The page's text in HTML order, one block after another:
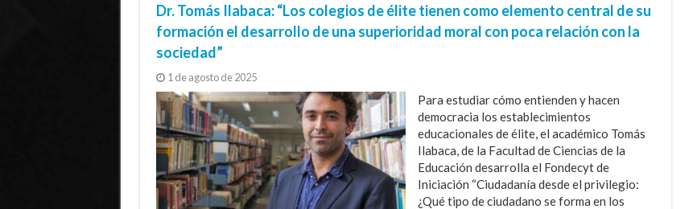
Dr. Tomás Ilabaca: “Los colegios de élite tienen como elemento central de su
formación el desarrollo de una superioridad moral con poca relación con la
sociedad”
1 de agosto de 2025
Para estudiar cómo entienden y hacen
democracia los establecimientos
educacionales de élite, el académico Tomás
Ilabaca, de la Facultad de Ciencias de la
Educación desarrolla el Fondecyt de
Iniciación “Ciudadanía desde el privilegio:
¿Qué tipo de ciudadano se forma en los